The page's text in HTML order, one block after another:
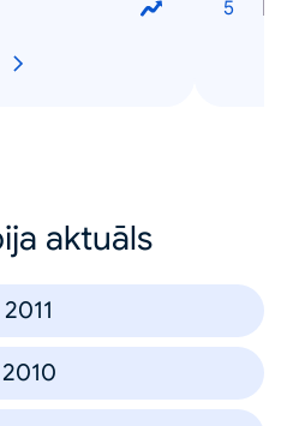
aktuāls
2011
2010